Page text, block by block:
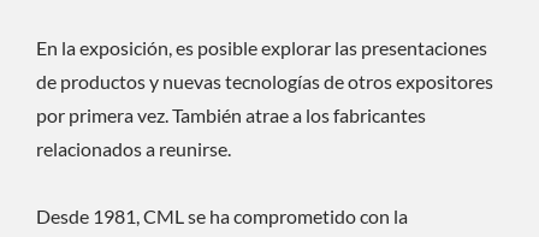
En la exposición, es posible explorar las presentaciones
de productos y nuevas tecnologías de otros expositores
por primera vez. También atrae a los fabricantes
relacionados a reunirse.
Desde 1981, CML se ha comprometido con la